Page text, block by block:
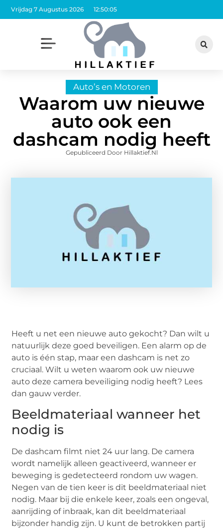
Vrijdag 7 Augustus 2026 12:50:07
Auto’s en Motoren
Waarom uw nieuwe
auto ook een
dashcam nodig heeft
Gepubliceerd Door Hillaktief.nl
Heeft u net een nieuwe auto gekocht? Dan wilt u
natuurlijk deze goed beveiligen. Een alarm op de
auto is één stap, maar een dashcam is net zo
cruciaal. Wilt u weten waarom ook uw nieuwe
auto deze camera beveiliging nodig heeft? Lees
dan gauw verder.
Beeldmateriaal wanneer het
nodig is
De dashcam filmt niet 24 uur lang. De camera
wordt namelijk alleen geactiveerd, wanneer er
beweging is gedetecteerd rondom uw wagen.
Negen van de tien keer is dit beeldmateriaal niet
nodig. Maar bij die enkele keer, zoals een ongeval,
aanrijding of inbraak, kan dit beeldmateriaal
bijzonder handig zijn. U kunt de betrokken partij